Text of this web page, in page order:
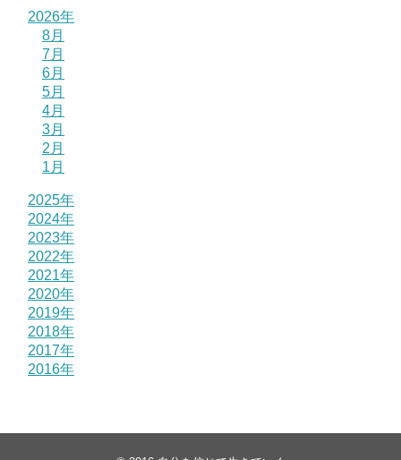
2026年
8月
7月
6月
5月
4月
3月
2月
1月
2025年
2024年
2023年
2022年
2021年
2020年
2019年
2018年
2017年
2016年